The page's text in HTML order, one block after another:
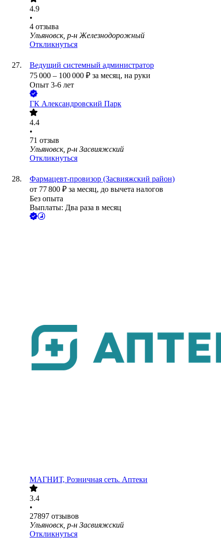
4.9
•
4 отзыва
Ульяновск, р-н Железнодорожный
Откликнуться
Ведущий системный администратор
75 000 – 100 000 ₽ за месяц, на руки
Опыт 3-6 лет
ГК Александровский Парк
4.4
•
71 отзыв
Ульяновск, р-н Засвияжский
Откликнуться
Фармацевт-провизор (Засвияжский район)
от 77 800 ₽ за месяц, до вычета налогов
Без опыта
Выплаты: Два раза в месяц
МАГНИТ, Розничная сеть. Аптеки
3.4
•
27897 отзывов
Ульяновск, р-н Засвияжский
Откликнуться